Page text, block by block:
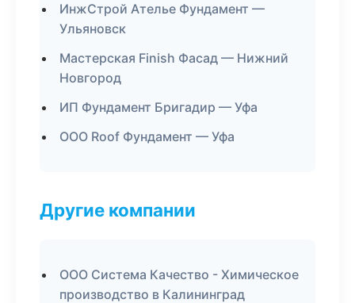
ИнжСтрой Ателье Фундамент —
Ульяновск
Мастерская Finish Фасад — Нижний
Новгород
ИП Фундамент Бригадир — Уфа
ООО Roof Фундамент — Уфа
Другие компании
ООО Система Качество - Химическое
производство в Калининград